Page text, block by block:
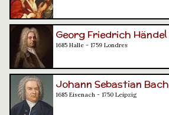
Georg Friedrich Händel
1685 Halle - 1759 Londres
Johann Sebastian Bach
1685 Eisenach - 1750 Leipzig